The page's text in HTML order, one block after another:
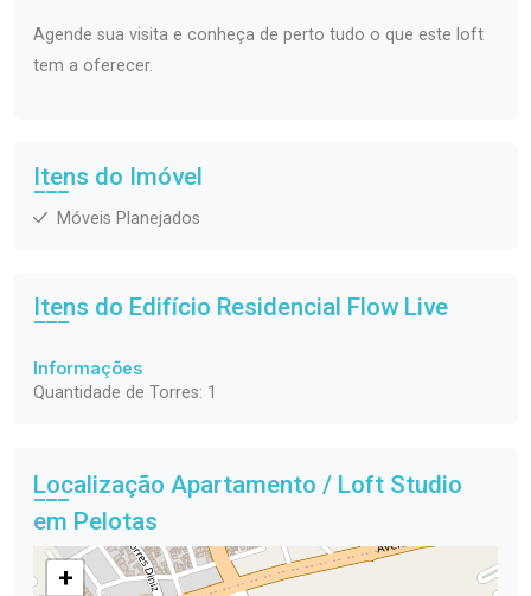
Agende sua visita e conheça de perto tudo o que este loft
tem a oferecer.
Itens do Imóvel
Móveis Planejados
Itens do Edifício Residencial Flow Live
Informações
Quantidade de Torres: 1
Localização Apartamento / Loft Studio
em Pelotas
+